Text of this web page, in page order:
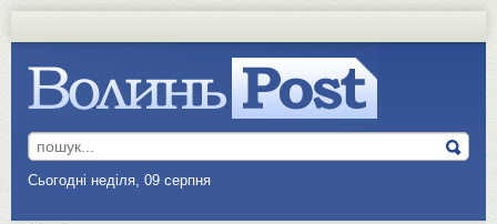
Сьогодні неділя, 09 серпня